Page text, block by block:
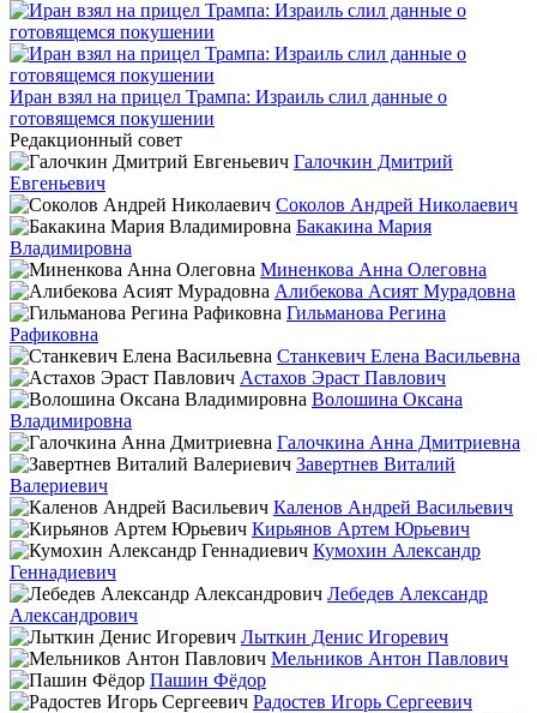
Иран взял на прицел Трампа: Израиль слил данные о
готовящемся покушении
Редакционный совет
Галочкин Дмитрий
Евгеньевич
Соколов Андрей Николаевич
Бакакина Мария
Владимировна
Миненкова Анна Олеговна
Алибекова Асият Мурадовна
Гильманова Регина
Рафиковна
Станкевич Елена Васильевна
Астахов Эраст Павлович
Волошина Оксана
Владимировна
Галочкина Анна Дмитриевна
Завертнев Виталий
Валериевич
Каленов Андрей Васильевич
Кирьянов Артем Юрьевич
Кумохин Александр
Геннадиевич
Лебедев Александр
Александрович
Лыткин Денис Игоревич
Мельников Антон Павлович
Пашин Фёдор
Радостев Игорь Сергеевич